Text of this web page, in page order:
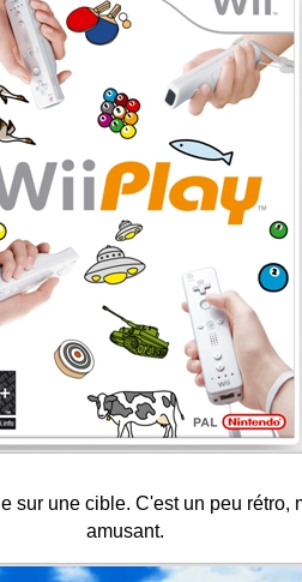
sur une cible. C'est un peu rétro,
amusant.